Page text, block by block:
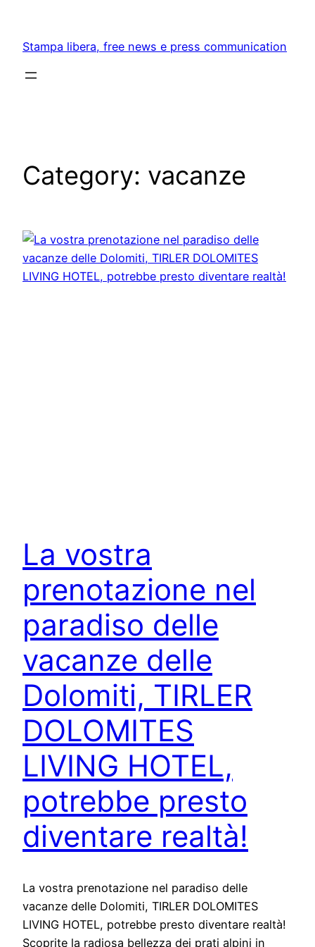
content
Stampa libera, free news e press communication
Category: vacanze
La vostra
prenotazione nel
paradiso delle
vacanze delle
Dolomiti, TIRLER
DOLOMITES
LIVING HOTEL,
potrebbe presto
diventare realtà!
La vostra prenotazione nel paradiso delle
vacanze delle Dolomiti, TIRLER DOLOMITES
LIVING HOTEL, potrebbe presto diventare realtà!
Scoprite la radiosa bellezza dei prati alpini in